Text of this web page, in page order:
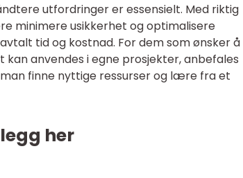
utfordringer er essensielt. Med riktig
minimere usikkerhet og optimalisere
tid og kostnad. For dem som ønsker å
anvendes i egne prosjekter, anbefales
man finne nyttige ressurser og lære fra et
her